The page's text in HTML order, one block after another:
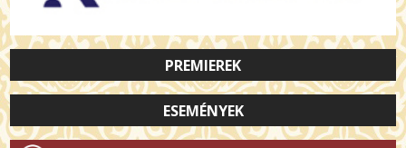
PREMIEREK
ESEMÉNYEK